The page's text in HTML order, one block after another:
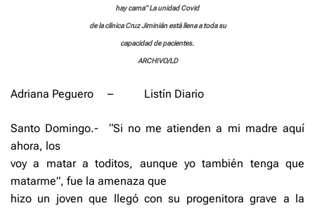
hay cama” La unidad Covid
de la clínica Cruz Jiminián está llena a toda su
capacidad de pacientes.
ARCHIVO/LD
Adriana Peguero – Listín Diario
Santo Domingo.-
“Si no me atienden a mi madre aquí
ahora, los
voy a matar a toditos, aunque yo también tenga que
matarme”, fue la amenaza que
hizo un joven que llegó con su progenitora grave a la